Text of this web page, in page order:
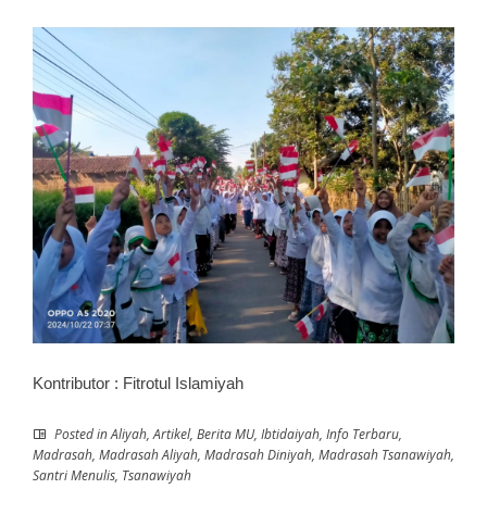
Kontributor : Fitrotul Islamiyah
Posted inAliyah,Artikel, Berita MU, Ibtidaiyah, Info Terbaru,
Madrasah, Madrasah Aliyah, Madrasah Diniyah, Madrasah Tsanawiyah,
Santri Menulis, Tsanawiyah